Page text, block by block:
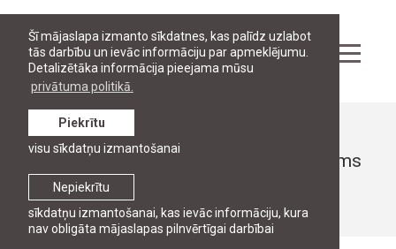
Šī mājaslapa izmanto sīkdatnes, kas palīdz uzlabot
tās darbību un ievāc informāciju par apmeklējumu.
Detalizētāka informācija pieejama mūsu
privātuma politikā.
Nepiekrītu
sīkdatņu izmantošanai, kas ievāc informāciju, kura
nav obligāta mājaslapas pilnvērtīgai darbībai
Piekrītu
visu sīkdatņu izmantošanai
Ziņas
Rīgas Juridiskās augstskolas 9. izlaidums
16. novembris, 2007